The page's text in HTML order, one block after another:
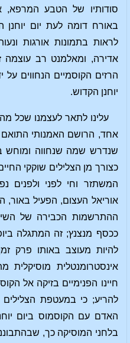
סודותיו של הטבע המרפא,
באורח דומה לעת יום
לראות בתמונות אורגות
אדירה, ומאלמנט רב עוצמה
הרזים הקוסמיים הנחווים
יוחנן הקדוש.
עלינו לתאר לעצמנו שכל
אחד, הרושם האמנותי
שנדרש שמה שנחווה ומוחש
כצורך מן הצלילים שוקקי
המשתזר וחי לפני ולפנים
אוריאל העצום, הפעיל
ההתרשמות הכבירה של
ככסף מנצנץ; זה המתגלה
להיות מעוצב באותו פרק
אינסטרומנטלית
חיינו הפנימיים בזיקה אל
להריע; כי במעטפת הצלילים
האדם עם הקוסמוס ביום
בלחני המוסיקה כך,